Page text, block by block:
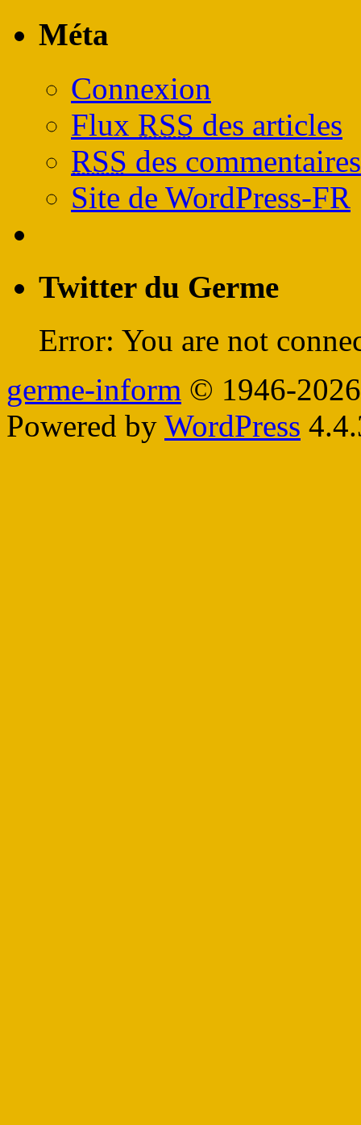
Méta
Connexion
Flux RSS des articles
RSS des commentaires
Site de WordPress-FR
Twitter du Germe
Error: You are not
germe-inform © 1946-2026
Powered by WordPress